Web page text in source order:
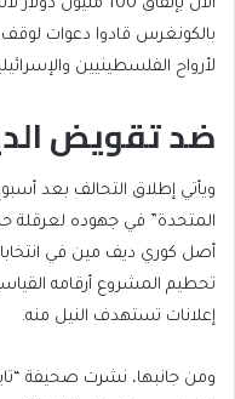
الآن بإنفاق 100
بالكونغرس قادوا دعوات لوقف
لأرواح الفلسطينيين
ضد تقويض
ويأتي إطلاق التحالف بعد
المتحدة” في جهوده لعرقلة
أصل كوري ديف مين في
إعلانات تستهدف النيل منه.
ومن جانبها، نشرت صحيفة